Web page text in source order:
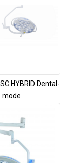
HYBRID Dental-
mode